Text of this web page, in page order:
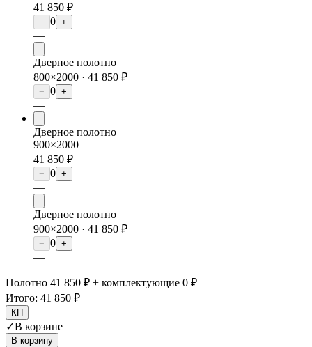
41 850 ₽
− 0 +
—
Дверное полотно
800×2000 · 41 850 ₽
− 0 +
—
Дверное полотно
900×2000
41 850 ₽
− 0 +
—
Дверное полотно
900×2000 · 41 850 ₽
− 0 +
—
Полотно 41 850 ₽ + комплектующие 0 ₽
Итого: 41 850 ₽
КП
✓В корзине
В корзину